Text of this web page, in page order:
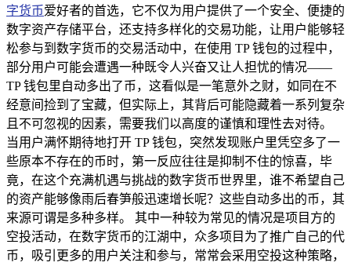
字货币爱好者的首选，它不仅为用户提供了一个安全、便捷的
数字资产存储平台，还支持多样化的交易功能，让用户能够轻
松参与到数字货币的交易活动中，在使用 TP 钱包的过程中，
部分用户可能会遭遇一种既令人兴奋又让人担忧的情况——
TP 钱包里自动多出了币，这看似是一笔意外之财，如同在不
经意间捡到了宝藏，但实际上，其背后可能隐藏着一系列复杂
且不可忽视的因素，需要我们以高度的谨慎和理性去对待。
当用户满怀期待地打开 TP 钱包，突然发现账户里凭空多了一
些原本不存在的币时，第一反应往往是抑制不住的惊喜，毕
竟，在这个充满机遇与挑战的数字货币世界里，谁不希望自己
的资产能够像雨后春笋般迅速增长呢？这些自动多出的币，其
来源可谓是多种多样。 其中一种较为常见的情况是项目方的
空投活动，在数字货币的江湖中，众多项目为了推广自己的代
币，吸引更多的用户关注和参与，常常会采用空投这种策略，